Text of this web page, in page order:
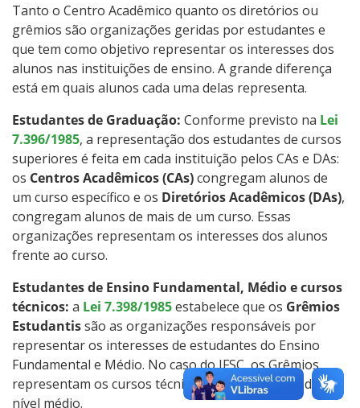
Documentos Úteis
Bibliotecas
Intercâmbio Estudantil
Representação Estudantil
Grêmio Estudantil
Tanto o Centro Acadêmico quanto os diretórios ou
grêmios são organizações geridas por estudantes e
que tem como objetivo representar os interesses dos
alunos nas instituições de ensino. A grande diferença
está em quais alunos cada uma delas representa.
Estudantes de Graduação: Conforme previsto na Lei
7.396/1985, a representação dos estudantes de cursos
superiores é feita em cada instituição pelos CAs e DAs:
os Centros Acadêmicos (CAs)congregam alunos de
um curso específico e os Diretórios Acadêmicos (DAs),
congregam alunos de mais de um curso. Essas
organizações representam os interesses dos alunos
frente ao curso.
Estudantes de Ensino Fundamental, Médio e cursos
técnicos: a Lei 7.398/1985estabelece que os Grêmios
Estudantissão as organizações responsáveis por
representar os interesses de estudantes do Ensino
Fundamental e Médio. No caso do IFSC, os Grêmios
representam os cursos técnicos, que são cursos de
nível médio.